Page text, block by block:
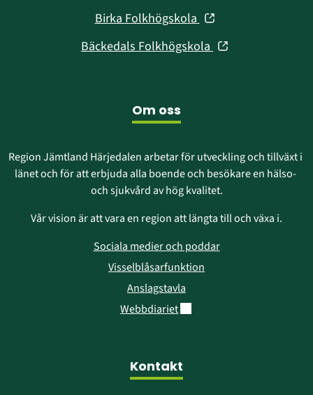
nytt
fönster)
Birka Folkhögskola (öppnas
nytt
Bäckedals Folkhögskola (öppnas
Om oss
Region Jämtland Härjedalen arbetar för utveckling och tillväxt i
länet och för att erbjuda alla boende och besökare en hälso-
och sjukvård av hög kvalitet.
Vår vision är att vara en region att längta till och växa i.
Sociala medier och poddar
Visselblåsarfunktion
Anslagstavla
WebbdiarietLänk till annan webbplats.
Kontakt